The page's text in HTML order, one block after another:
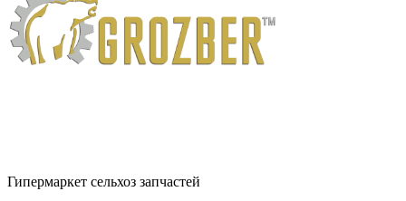
Гипермаркет сельхоз запчастей